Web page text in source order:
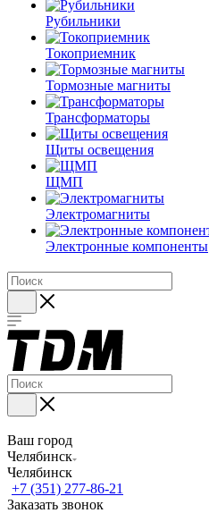
Рубильники
Токоприемник
Тормозные магниты
Трансформаторы
Щиты освещения
ЩМП
Электромагниты
Электронные компоненты
Ваш город
Челябинск
Челябинск
+7 (351) 277-86-21
Заказать звонок